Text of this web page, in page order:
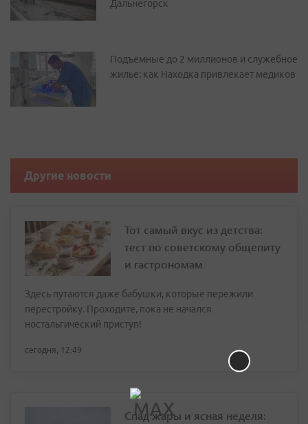
Дальнегорск
Подъемные до 2 миллионов и служебное
жилье: как Находка привлекает медиков
Другие новости
Тот самый вкус из детства:
тест по советскому общепиту
и гастрономам
Здесь путаются даже бабушки, которые пережили
перестройку. Проходите, пока не начался
ностальгический приступ!
сегодня, 12:49
Спад жары и ясная неделя: